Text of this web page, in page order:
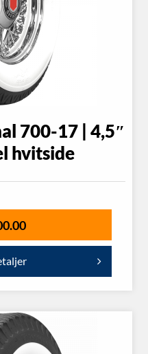
700-17 | 4,5″
hvitside